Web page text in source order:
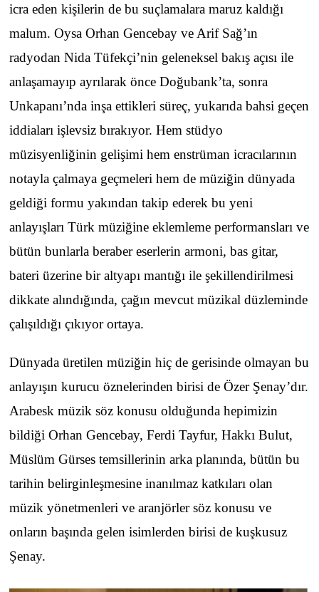
icra eden kişilerin de bu suçlamalara maruz kaldığı
malum. Oysa Orhan Gencebay ve Arif Sağ’ın
radyodan Nida Tüfekçi’nin geleneksel bakış açısı ile
anlaşamayıp ayrılarak önce Doğubank’ta, sonra
Unkapanı’nda inşa ettikleri süreç, yukarıda bahsi geçen
iddiaları işlevsiz bırakıyor. Hem stüdyo
müzisyenliğinin gelişimi hem enstrüman icracılarının
notayla çalmaya geçmeleri hem de müziğin dünyada
geldiği formu yakından takip ederek bu yeni
anlayışları Türk müziğine eklemleme performansları ve
bütün bunlarla beraber eserlerin armoni, bas gitar,
bateri üzerine bir altyapı mantığı ile şekillendirilmesi
dikkate alındığında, çağın mevcut müzikal düzleminde
çalışıldığı çıkıyor ortaya.
Dünyada üretilen müziğin hiç de gerisinde olmayan bu
anlayışın kurucu öznelerinden birisi de Özer Şenay’dır.
Arabesk müzik söz konusu olduğunda hepimizin
bildiği Orhan Gencebay, Ferdi Tayfur, Hakkı Bulut,
Müslüm Gürses temsillerinin arka planında, bütün bu
tarihin belirginleşmesine inanılmaz katkıları olan
müzik yönetmenleri ve aranjörler söz konusu ve
onların başında gelen isimlerden birisi de kuşkusuz
Şenay.